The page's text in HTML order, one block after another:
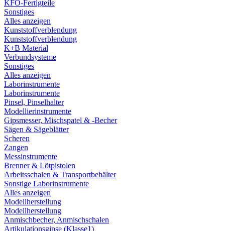
KFO-Fertigteile
Sonstiges
Alles anzeigen
Kunststoffverblendung
Kunststoffverblendung
K+B Material
Verbundsysteme
Sonstiges
Alles anzeigen
Laborinstrumente
Laborinstrumente
Pinsel, Pinselhalter
Modellierinstrumente
Gipsmesser, Mischspatel & -Becher
Sägen & Sägeblätter
Scheren
Zangen
Messinstrumente
Brenner & Lötpistolen
Arbeitsschalen & Transportbehälter
Sonstige Laborinstrumente
Alles anzeigen
Modellherstellung
Modellherstellung
Anmischbecher, Anmischschalen
Artikulationsgipse (Klasse1)